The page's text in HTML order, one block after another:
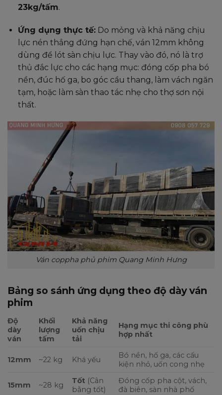
23kg/tấm.
Ứng dụng thực tế:Do mỏng và khả năng chịu
lực nén thẳng đứng hạn chế, ván 12mm không
dùng để lót sàn chịu lực. Thay vào đó, nó là trợ
thủ đắc lực cho các hạng mục: đóng cốp pha bó
nền, đúc hố ga, bo góc cầu thang, làm vách ngăn
tạm, hoặc làm sàn thao tác nhẹ cho thợ sơn nội
thất.
Ván coppha phủ phim Quang Minh Hưng
Bảng so sánh ứng dụng theo độ dày ván
phim
Độ
dày
ván
Khối
lượng
tấm
Khả năng
uốn chịu
tải
Hạng mục thi công phù
hợp nhất
12mm ~22 kg Khá yếu
Bó nền, hố ga, các cấu
kiện nhỏ, uốn cong nhẹ
15mm ~28 kg Tốt (Cân
bằng tốt)
Đóng cốp pha cột, vách,
đà biên, sàn nhà phố